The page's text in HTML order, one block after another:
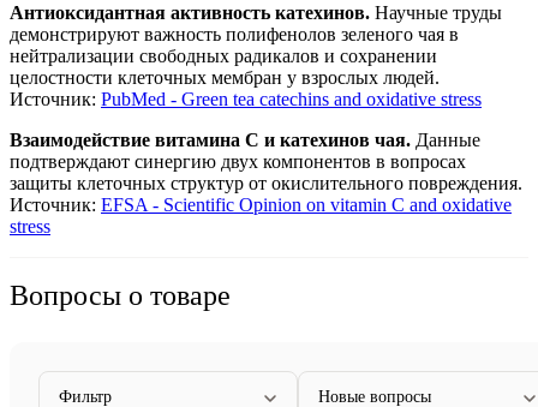
Антиоксидантная активность катехинов. Научные труды
демонстрируют важность полифенолов зеленого чая в
нейтрализации свободных радикалов и сохранении
целостности клеточных мембран у взрослых людей.
Источник: PubMed - Green tea catechins and oxidative stress
Взаимодействие витамина С и катехинов чая. Данные
подтверждают синергию двух компонентов в вопросах
защиты клеточных структур от окислительного повреждения.
Источник: EFSA - Scientific Opinion on vitamin C and oxidative
stress
Вопросы о товаре
Фильтр Новые вопросы